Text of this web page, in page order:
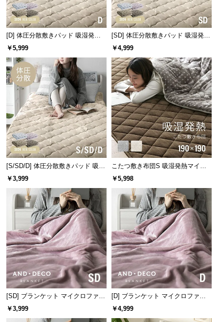
[D] 体圧分散敷きパッド 吸湿発熱
マイクロファイバー
￥5,999
[SD] 体圧分散敷きパッド 吸湿発熱
マイクロファイバー
￥4,999
[S/SD/D] 体圧分散敷きパッド 吸湿
発熱マイクロファイバー
￥3,999
こたつ敷き布団S 吸湿発熱マイク
ロファイバー
￥5,998
[SD] ブランケット マイクロファイ
バー
￥3,999
[D] ブランケット マイクロファイ
バー
￥4,999